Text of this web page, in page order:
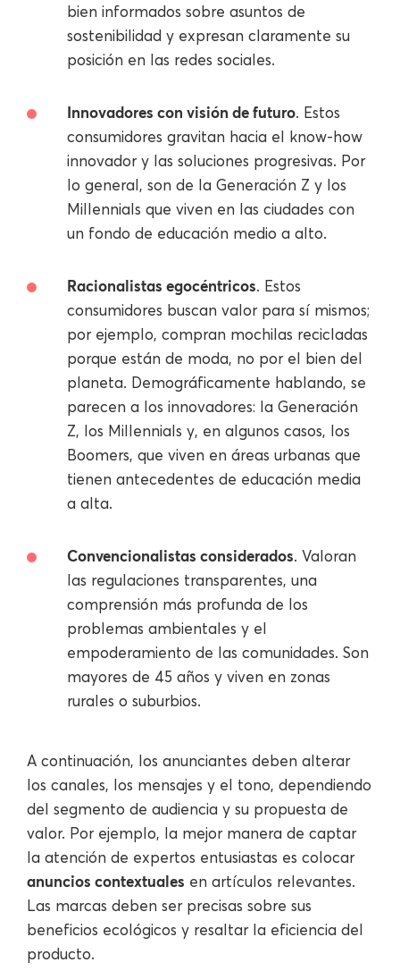
bien informados sobre asuntos de
sostenibilidad y expresan claramente su
posición en las redes sociales.
Innovadores con visión de futuro. Estos
consumidores gravitan hacia el know-how
innovador y las soluciones progresivas. Por
lo general, son de la Generación Z y los
Millennials que viven en las ciudades con
un fondo de educación medio a alto.
Racionalistas egocéntricos. Estos
consumidores buscan valor para sí mismos;
por ejemplo, compran mochilas recicladas
porque están de moda, no por el bien del
planeta. Demográficamente hablando, se
parecen a los innovadores: la Generación
Z, los Millennials y, en algunos casos, los
Boomers, que viven en áreas urbanas que
tienen antecedentes de educación media
a alta.
Convencionalistas considerados. Valoran
las regulaciones transparentes, una
comprensión más profunda de los
problemas ambientales y el
empoderamiento de las comunidades. Son
mayores de 45 años y viven en zonas
rurales o suburbios.
A continuación, los anunciantes deben alterar
los canales, los mensajes y el tono, dependiendo
del segmento de audiencia y su propuesta de
valor. Por ejemplo, la mejor manera de captar
la atención de expertos entusiastas es colocar
anuncios contextuales en artículos relevantes.
Las marcas deben ser precisas sobre sus
beneficios ecológicos y resaltar la eficiencia del
producto.